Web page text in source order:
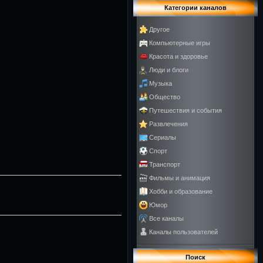
Категории каналов
Другое
Компьютерные игры
Красота и здоровье
Люди и блоги
Музыка
Общество
Путешествия и события
Развлечения
Сериалы
Спорт
Транспорт
Фильмы и анимация
Хобби и образование
Юмор
Все каналы
Каналы пользователей
Поиск